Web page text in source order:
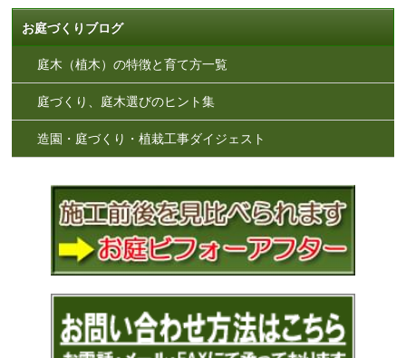
お庭づくりブログ
庭木（植木）の特徴と育て方一覧
庭づくり、庭木選びのヒント集
造園・庭づくり・植栽工事ダイジェスト